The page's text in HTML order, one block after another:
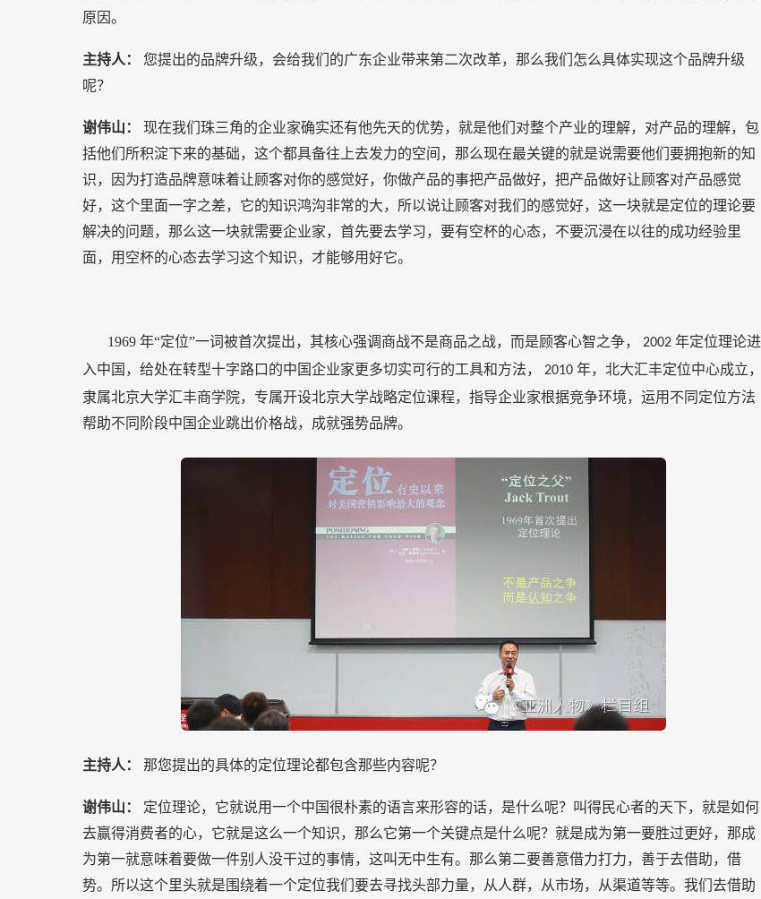
原因。
主持人： 您提出的品牌升级，会给我们的广东企业带来第二次改革，那么我们怎么具体实现这个品牌升级
呢？
谢伟山： 现在我们珠三角的企业家确实还有他先天的优势，就是他们对整个产业的理解，对产品的理解，包
括他们所积淀下来的基础，这个都具备往上去发力的空间，那么现在最关键的就是说需要他们要拥抱新的知
识，因为打造品牌意味着让顾客对你的感觉好，你做产品的事把产品做好，把产品做好让顾客对产品感觉
好，这个里面一字之差，它的知识鸿沟非常的大，所以说让顾客对我们的感觉好，这一块就是定位的理论要
解决的问题，那么这一块就需要企业家，首先要去学习，要有空杯的心态，不要沉浸在以往的成功经验里
面，用空杯的心态去学习这个知识，才能够用好它。
1969 年“定位”一词被首次提出，其核心强调商战不是商品之战，而是顾客心智之争， 2002 年定位理论进
入中国，给处在转型十字路口的中国企业家更多切实可行的工具和方法， 2010 年，北大汇丰定位中心成立，
隶属北京大学汇丰商学院，专属开设北京大学战略定位课程，指导企业家根据竞争环境，运用不同定位方法
帮助不同阶段中国企业跳出价格战，成就强势品牌。
主持人： 那您提出的具体的定位理论都包含那些内容呢？
谢伟山： 定位理论，它就说用一个中国很朴素的语言来形容的话，是什么呢？叫得民心者的天下，就是如何
去赢得消费者的心，它就是这么一个知识，那么它第一个关键点是什么呢？就是成为第一要胜过更好，那成
为第一就意味着要做一件别人没干过的事情，这叫无中生有。那么第二要善意借力打力，善于去借助，借
势。所以这个里头就是围绕着一个定位我们要去寻找头部力量，从人群，从市场，从渠道等等。我们去借助